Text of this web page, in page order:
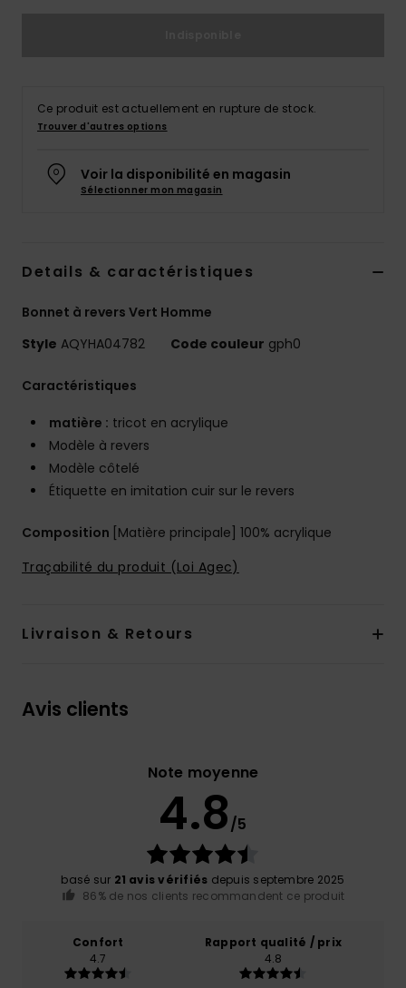
Ce produit est actuellement en rupture de stock.
Trouver d'autres options
Voir la disponibilité en magasin
Sélectionner mon magasin
Details & caractéristiques
Bonnet à revers Vert Homme
Style AQYHA04782 Code couleur gph0
Caractéristiques
matière : tricot en acrylique
Modèle à revers
Modèle côtelé
Étiquette en imitation cuir sur le revers
Composition [Matière principale] 100% acrylique
Traçabilité du produit (Loi Agec)
Livraison & Retours
Avis clients
Note moyenne
4.8/5
basé sur 21 avis vérifiés depuis septembre 2025
86% de nos clients recommandent ce produit
Confort
4.7
Rapport qualité / prix
4.8